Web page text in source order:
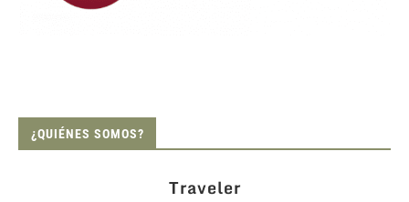
¿QUIÉNES SOMOS?
Traveler